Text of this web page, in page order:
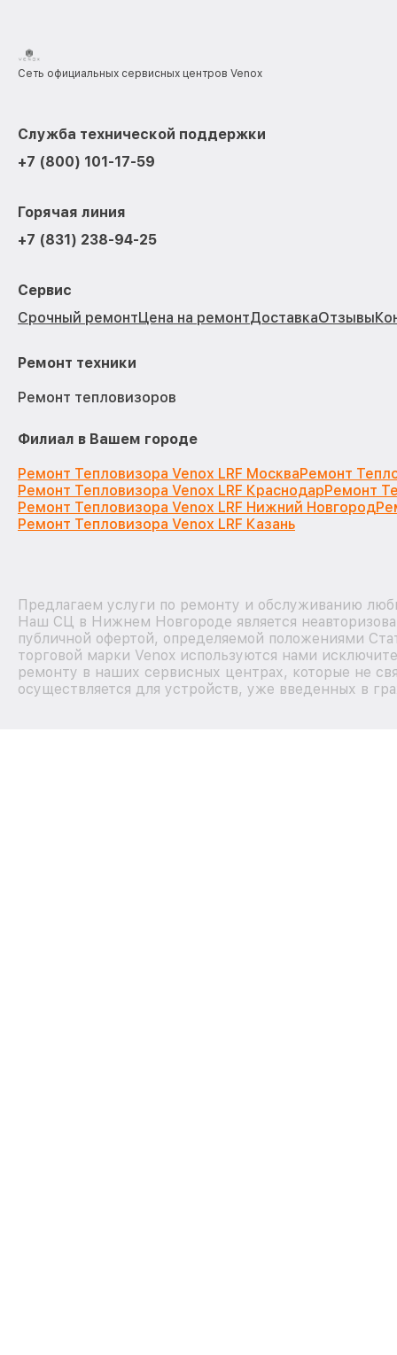
Сеть официальных сервисных центров Venox
Служба технической поддержки
+7 (800) 101-17-59
Горячая линия
+7 (831) 238-94-25
Сервис
Срочный ремонтЦена на ремонтДоставкаОтзывы
Ремонт техники
Ремонт тепловизоров
Филиал в Вашем городе
Ремонт Тепловизора Venox LRF МоскваРемонт
Ремонт Тепловизора Venox LRF КраснодарРемонт
Ремонт Тепловизора Venox LRF Нижний Новгород
Ремонт Тепловизора Venox LRF Казань
Предлагаем услуги по ремонту и обслуживанию
Наш СЦ в Нижнем Новгороде является
публичной офертой, определяемой положениями
торговой марки Venox используются нами
ремонту в наших сервисных центрах, которые не
осуществляется для устройств, уже введенных в